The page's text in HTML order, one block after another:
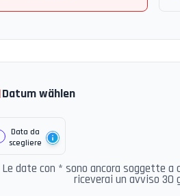
Datum wählen
Data da
scegliere
Le date con * sono ancora soggette a
riceverai un avviso 30